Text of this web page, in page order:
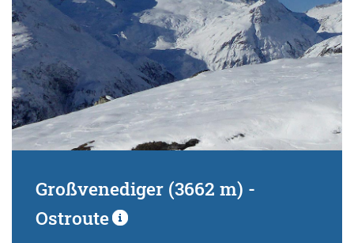
von
bis
Suchbegriff:
Großvenediger (3662 m) -
Ostroute